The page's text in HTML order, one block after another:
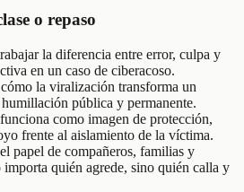
o repaso
la diferencia entre error, culpa y
en un caso de ciberacoso.
la viralización transforma un
pública y permanente.
como imagen de protección,
frente al aislamiento de la víctima.
papel de compañeros, familias y
quién agrede, sino quién calla y